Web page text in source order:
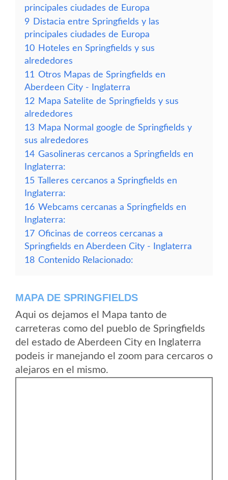
principales ciudades de Europa
9 Distacia entre Springfields y las
principales ciudades de Europa
10 Hoteles en Springfields y sus
alrededores
11 Otros Mapas de Springfields en
Aberdeen City - Inglaterra
12 Mapa Satelite de Springfields y sus
alrededores
13 Mapa Normal google de Springfields y
sus alrededores
14 Gasolineras cercanos a Springfields en
Inglaterra:
15 Talleres cercanos a Springfields en
Inglaterra:
16 Webcams cercanas a Springfields en
Inglaterra:
17 Oficinas de correos cercanas a
Springfields en Aberdeen City - Inglaterra
18 Contenido Relacionado:
MAPA DE SPRINGFIELDS
Aqui os dejamos el Mapa tanto de
carreteras como del pueblo de Springfields
del estado de Aberdeen City en Inglaterra
podeis ir manejando el zoom para cercaros o
alejaros en el mismo.